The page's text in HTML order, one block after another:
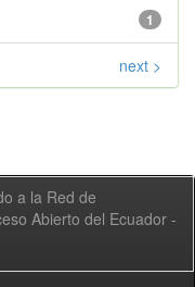
1
next >
a la Red de
Abierto del Ecuador -